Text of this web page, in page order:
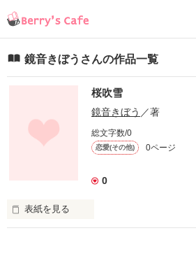
鏡音きぼうさんの作品一覧
桜吹雪
鏡音きぼう ／著
総文字数/0
恋愛(その他) 0ページ
0
表紙を見る